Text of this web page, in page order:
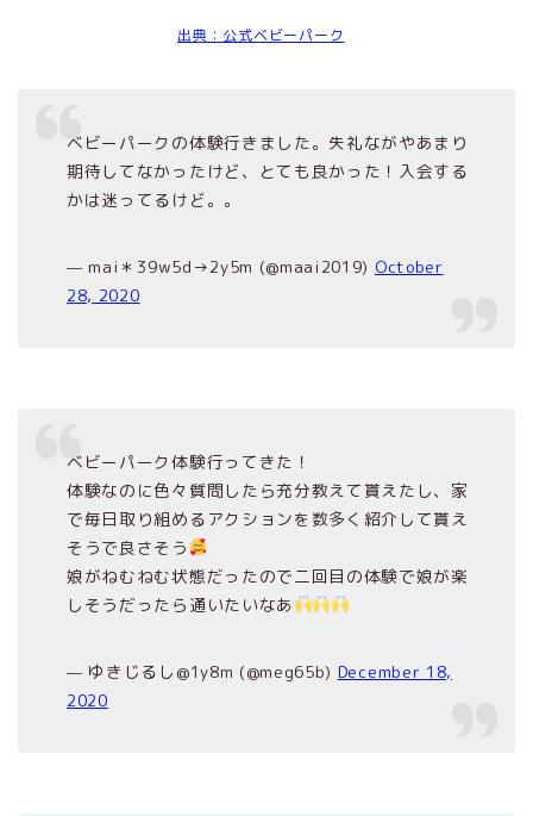
出典：公式ベビーパーク
ベビーパークの体験行きました。失礼ながやあまり
期待してなかったけど、とても良かった！入会する
かは迷ってるけど。。
— mai＊39w5d→2y5m (@maai2019) October
28, 2020
ベビーパーク体験行ってきた！
体験なのに色々質問したら充分教えて貰えたし、家
で毎日取り組めるアクションを数多く紹介して貰え
そうで良さそう
娘がねむねむ状態だったので二回目の体験で娘が楽
しそうだったら通いたいなあ
— ゆきじるし@1y8m (@meg65b) December 18,
2020